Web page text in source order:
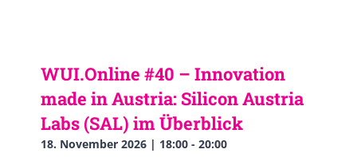
WUI.Online #40 – Innovation
made in Austria: Silicon Austria
Labs (SAL) im Überblick
18. November 2026 | 18:00 - 20:00